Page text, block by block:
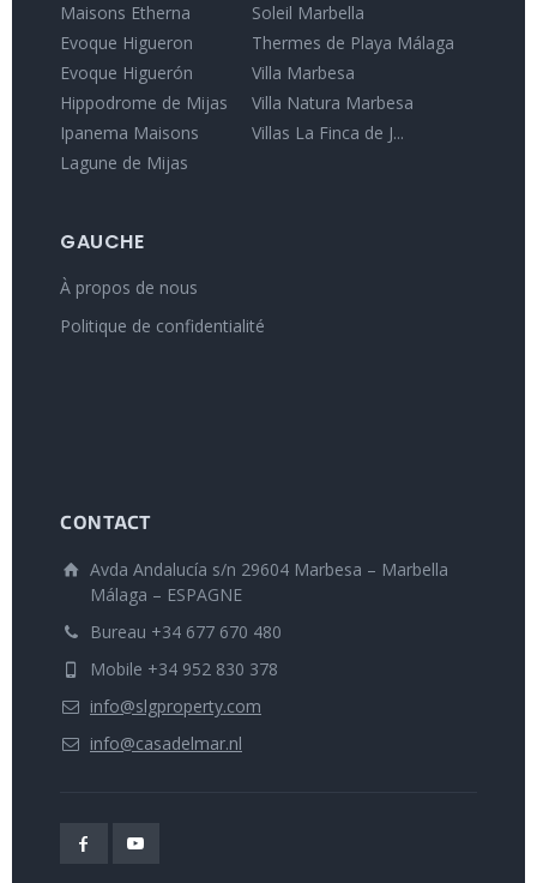
Maisons Etherna
Evoque Higueron
Evoque Higuerón
Hippodrome de Mijas
Ipanema Maisons
Lagune de Mijas
Soleil Marbella
Thermes de Playa Málaga
Villa Marbesa
Villa Natura Marbesa
Villas La Finca de J...
GAUCHE
À propos de nous
Politique de confidentialité
CONTACT
Avda Andalucía s/n 29604 Marbesa – Marbella
Málaga – ESPAGNE
Bureau +34 677 670 480
Mobile +34 952 830 378
info@slgproperty.com
info@casadelmar.nl